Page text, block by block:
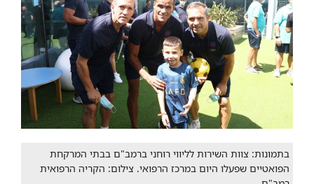
בתמונות: צוות השירות לליווי רוחני ברמב"ם בבתי המרקחת
הפואטיים שפעלו היום במרכז הרפואי. צילום: הקריה הרפואית